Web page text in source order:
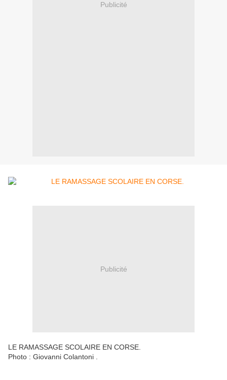
Publicité
Publicité
LE RAMASSAGE SCOLAIRE EN CORSE.
Photo : Giovanni Colantoni .